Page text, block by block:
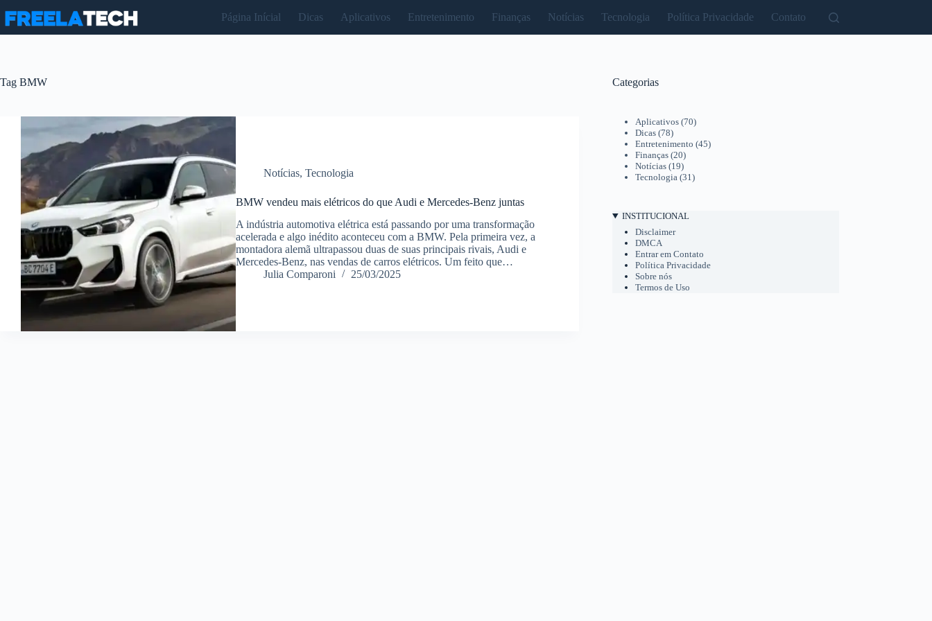
para
Página Inícial Dicas Aplicativos Entretenimento Finanças Notícias Tecnologia Política Privacidade Contato
Tag BMW
Notícias, Tecnologia
BMW vendeu mais elétricos do que Audi e Mercedes-Benz juntas
A indústria automotiva elétrica está passando por uma transformação
acelerada e algo inédito aconteceu com a BMW. Pela primeira vez, a
montadora alemã ultrapassou duas de suas principais rivais, Audi e
Mercedes-Benz, nas vendas de carros elétricos. Um feito que…
Julia Comparoni
25/03/2025
Categorias
Aplicativos(70)
Dicas(78)
Entretenimento (45)
Finanças(20)
Notícias(19)
Tecnologia(31)
INSTITUCIONAL
Disclaimer
DMCA
Entrar em Contato
Política Privacidade
Sobre nós
Termos de Uso